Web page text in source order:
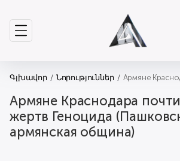
Գլխավոր Նորություններ Армяне
Армяне Краснодара
жертв Геноцида
армянская община)